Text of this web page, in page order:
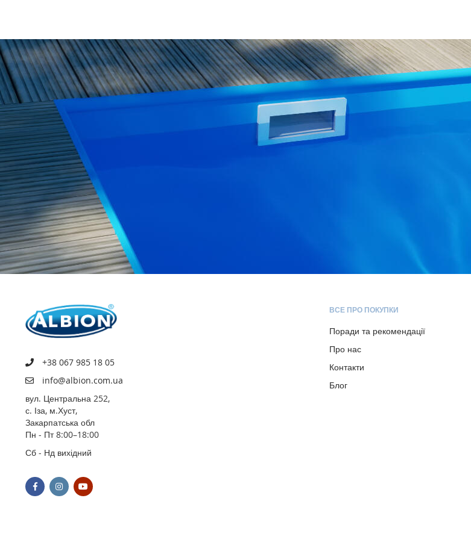
+38 067 985 18 05
info@albion.com.ua
вул. Центральна 252,
с. Іза, м.Хуст,
Закарпатська обл
Пн - Пт 8:00–18:00
Сб - Нд вихідний
ВСЕ ПРО ПОКУПКИ
Поради та рекомендації
Про нас
Контакти
Блог